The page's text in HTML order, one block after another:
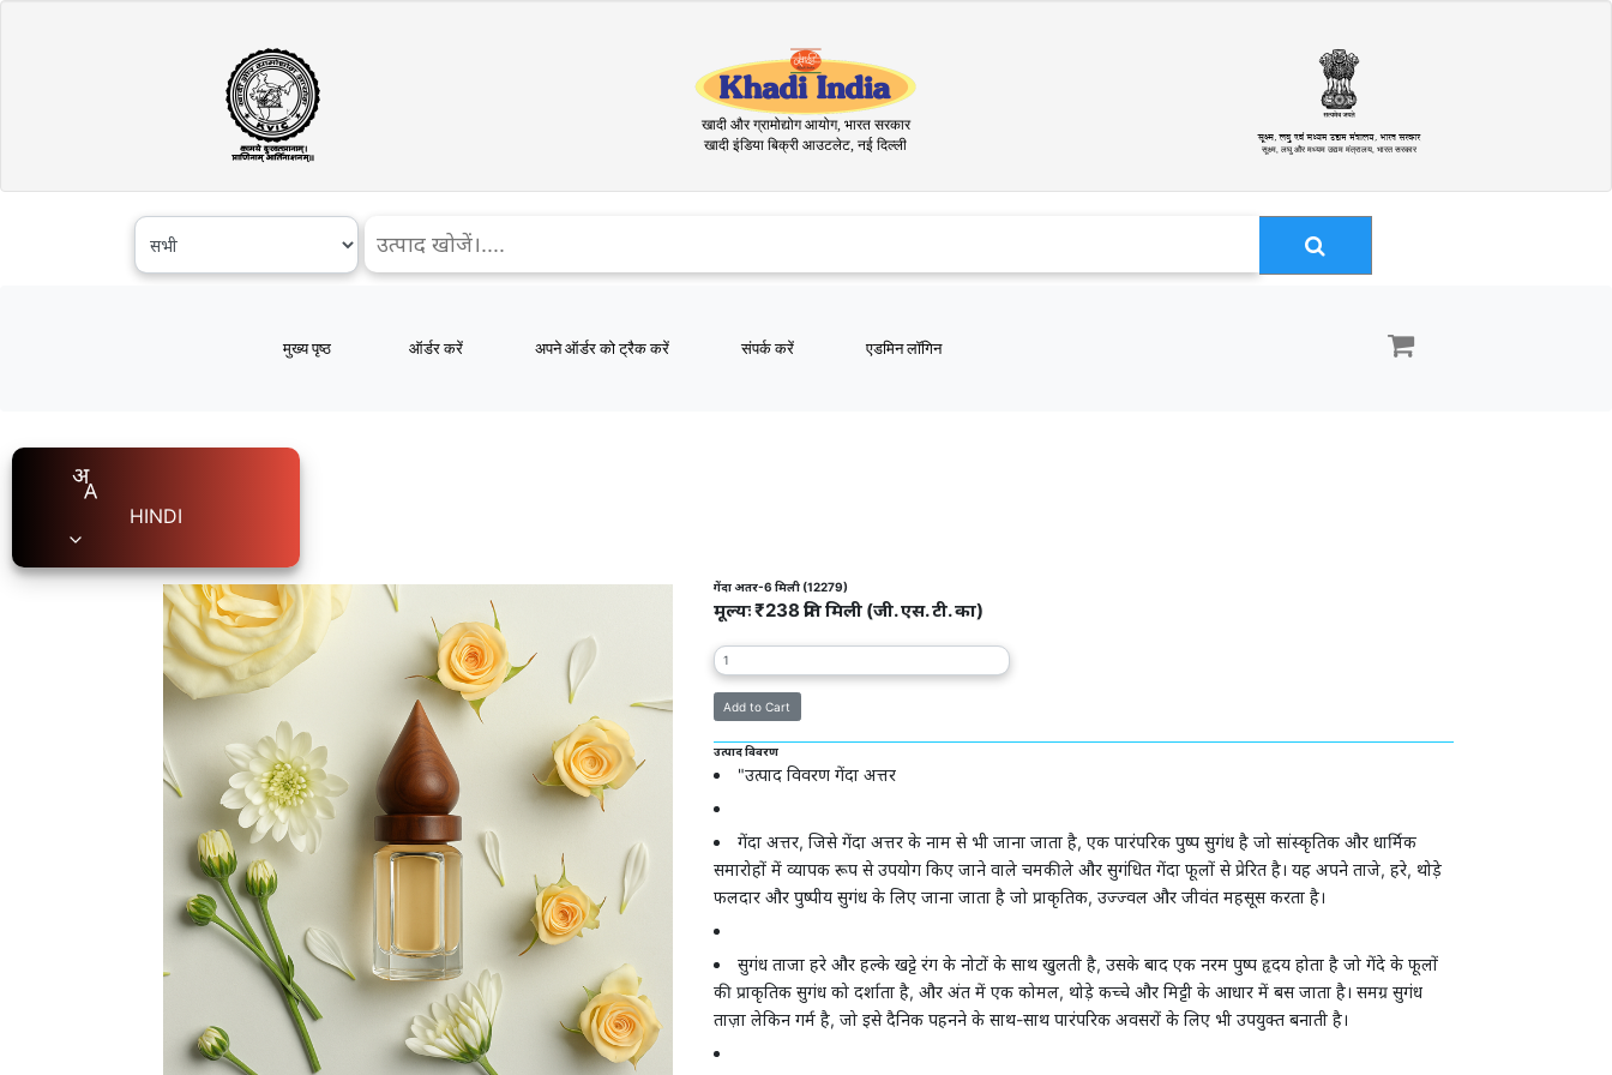
खादी और ग्रामोद्योग आयोग, भारत सरकार
खादी इंडिया बिक्री आउटलेट, नई दिल्ली
सूक्ष्म, लघु और मध्यम उद्यम मंत्रालय, भारत सरकार
मुख्य पृष्ठ ऑर्डर करें अपने ऑर्डर को ट्रैक करें संपर्क करें एडमिन लॉगिन
HINDI
गेंदा अतर-6 मिली (12279)
मूल्यः ₹238 प्रति मिली (जी. एस. टी. का)
उत्पाद विवरण
"उत्पाद विवरण गेंदा अत्तर
गेंदा अत्तर, जिसे गेंदा अत्तर के नाम से भी जाना जाता है, एक पारंपरिक पुष्प सुगंध है जो सांस्कृतिक और धार्मिक
समारोहों में व्यापक रूप से उपयोग किए जाने वाले चमकीले और सुगंधित गेंदा फूलों से प्रेरित है। यह अपने ताजे, हरे, थोड़े
फलदार और पुष्पीय सुगंध के लिए जाना जाता है जो प्राकृतिक, उज्ज्वल और जीवंत महसूस करता है।
सुगंध ताजा हरे और हल्के खट्टे रंग के नोटों के साथ खुलती है, उसके बाद एक नरम पुष्प हृदय होता है जो गेंदे के फूलों
की प्राकृतिक सुगंध को दर्शाता है, और अंत में एक कोमल, थोड़े कच्चे और मिट्टी के आधार में बस जाता है। समग्र सुगंध
ताज़ा लेकिन गर्म है, जो इसे दैनिक पहनने के साथ-साथ पारंपरिक अवसरों के लिए भी उपयुक्त बनाती है।